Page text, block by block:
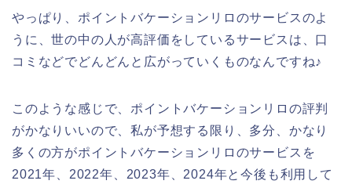
やっぱり、ポイントバケーションリロのサービスのよ
うに、世の中の人が高評価をしているサービスは、口
コミなどでどんどんと広がっていくものなんですね♪
このような感じで、ポイントバケーションリロの評判
がかなりいいので、私が予想する限り、多分、かなり
多くの方がポイントバケーションリロのサービスを
2021年、2022年、2023年、2024年と今後も利用して